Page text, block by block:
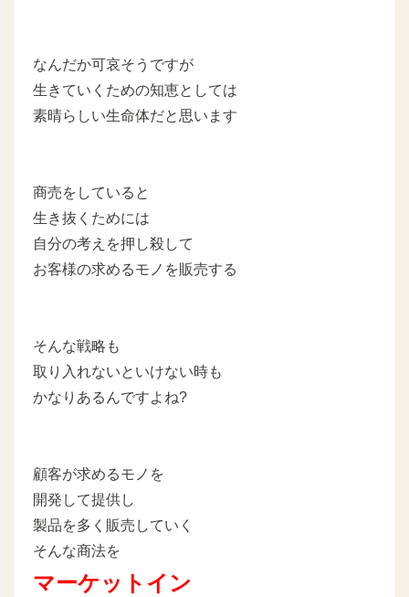
なんだか可哀そうですが
生きていくための知恵としては
素晴らしい生命体だと思います
商売をしていると
生き抜くためには
自分の考えを押し殺して
お客様の求めるモノを販売する
そんな戦略も
取り入れないといけない時も
かなりあるんですよね?
顧客が求めるモノを
開発して提供し
製品を多く販売していく
そんな商法を
マーケットイン